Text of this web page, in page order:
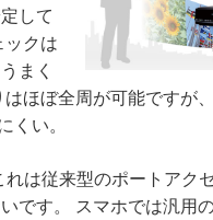
して
ックは
まく
ほぼ全周が可能ですが
くい。
れは従来型のポートアク
です。 スマホでは汎用